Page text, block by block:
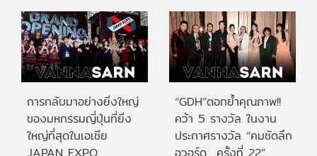
การกลับมาอย่างยิ่งใหญ่
ของมหกรรมญี่ปุ่นที่ยิ่ง
ใหญ่ที่สุดในเอเชีย
“GDH”ตอกย้ำคุณภาพ!!
คว้า 5 รางวัล ในงาน
ประกาศรางวัล “คมชัดลึก